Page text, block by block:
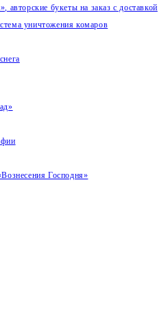
авторские букеты на заказ с доставкой
уничтожения комаров
Господня»